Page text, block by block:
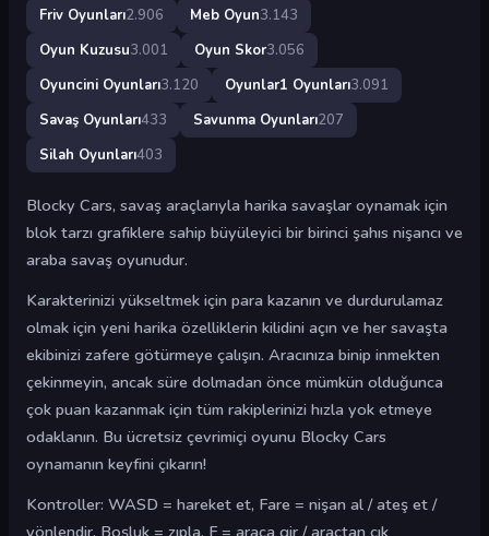
Friv Oyunları2.906 Meb Oyun3.143
Oyun Kuzusu3.001 Oyun Skor3.056
Oyuncini Oyunları3.120 Oyunlar1 Oyunları3.091
Savaş Oyunları433 Savunma Oyunları207
Silah Oyunları403
Blocky Cars, savaş araçlarıyla harika savaşlar oynamak için
blok tarzı grafiklere sahip büyüleyici bir birinci şahıs nişancı ve
araba savaş oyunudur.
Karakterinizi yükseltmek için para kazanın ve durdurulamaz
olmak için yeni harika özelliklerin kilidini açın ve her savaşta
ekibinizi zafere götürmeye çalışın. Aracınıza binip inmekten
çekinmeyin, ancak süre dolmadan önce mümkün olduğunca
çok puan kazanmak için tüm rakiplerinizi hızla yok etmeye
odaklanın. Bu ücretsiz çevrimiçi oyunu Blocky Cars
oynamanın keyfini çıkarın!
Kontroller: WASD = hareket et, Fare = nişan al / ateş et /
yönlendir, Boşluk = zıpla, F = araca gir / araçtan çık